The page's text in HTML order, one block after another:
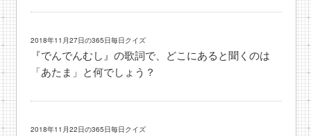
2018年11月27日の365日毎日クイズ
『でんでんむし』の歌詞で、どこにあると聞くのは
「あたま」と何でしょう？
2018年11月22日の365日毎日クイズ